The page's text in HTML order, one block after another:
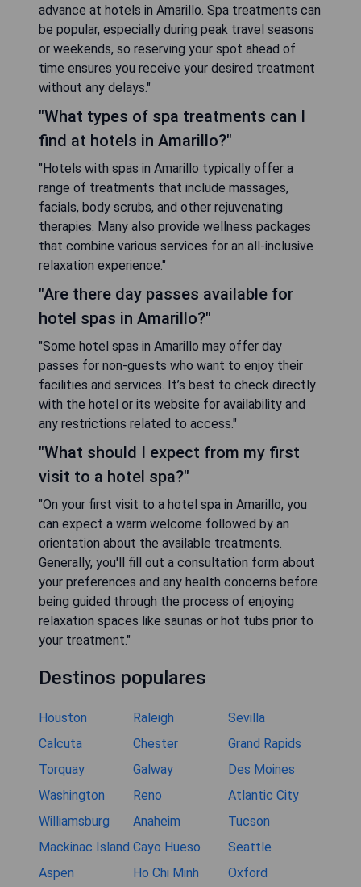
advance at hotels in Amarillo. Spa treatments can
be popular, especially during peak travel seasons
or weekends, so reserving your spot ahead of
time ensures you receive your desired treatment
without any delays."
"What types of spa treatments can I
find at hotels in Amarillo?"
"Hotels with spas in Amarillo typically offer a
range of treatments that include massages,
facials, body scrubs, and other rejuvenating
therapies. Many also provide wellness packages
that combine various services for an all-inclusive
relaxation experience."
"Are there day passes available for
hotel spas in Amarillo?"
"Some hotel spas in Amarillo may offer day
passes for non-guests who want to enjoy their
facilities and services. It’s best to check directly
with the hotel or its website for availability and
any restrictions related to access."
"What should I expect from my first
visit to a hotel spa?"
"On your first visit to a hotel spa in Amarillo, you
can expect a warm welcome followed by an
orientation about the available treatments.
Generally, you'll fill out a consultation form about
your preferences and any health concerns before
being guided through the process of enjoying
relaxation spaces like saunas or hot tubs prior to
your treatment."
Destinos populares
Houston Raleigh
Sevilla
Calcuta
Chester
Grand Rapids
Torquay
Galway
Des Moines
Washington
Reno
Atlantic City
Williamsburg
Anaheim
Tucson
Mackinac Island Cayo Hueso
Seattle
Aspen
Ho Chi Minh Oxford